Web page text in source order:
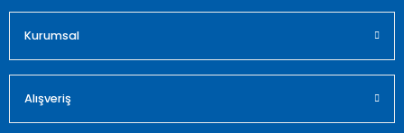
Kurumsal
Alışveriş